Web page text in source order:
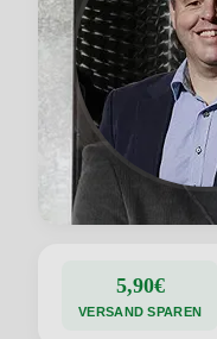
5,90€
VERSAND SPAREN